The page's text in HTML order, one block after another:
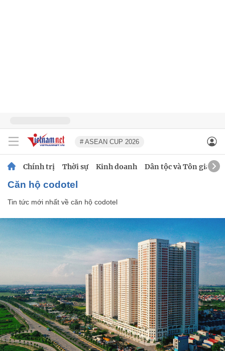
# ASEAN CUP 2026
Chính trị Thời sự Kinh doanh Dân tộc và Tôn giáo
căn hộ codotel
Tin tức mới nhất về căn hộ codotel